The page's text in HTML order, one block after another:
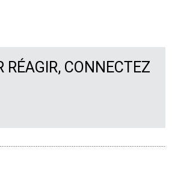
RÉAGIR, CONNECTEZ